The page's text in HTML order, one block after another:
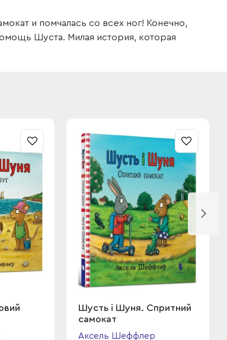
и помчалась со всех ног! Конечно,
Шуста. Милая история, которая
Шусть і Шуня. Спритний
самокат
Аксель Шеффлер